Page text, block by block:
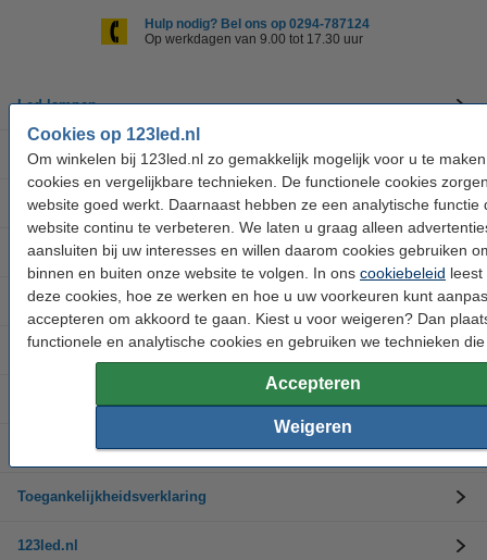
Cookies op 123led.nl
Om winkelen bij 123led.nl zo gemakkelijk mogelijk voor u te
cookies en vergelijkbare technieken. De functionele cookies
website goed werkt. Daarnaast hebben ze een analytische functie
website continu te verbeteren. We laten u graag alleen
aansluiten bij uw interesses en willen daarom cookies gebruiken
binnen en buiten onze website te volgen. In ons cookiebeleid leest
deze cookies, hoe ze werken en hoe u uw voorkeuren kunt
accepteren om akkoord te gaan. Kiest u voor weigeren? Dan
functionele en analytische cookies en gebruiken we technieken
Accepteren
Weigeren
Hulp nodig? Bel ons op 0294-787124
Op werkdagen van 9.00 tot 17.30 uur
Led-lampen
Binnenverlichting
Buitenverlichting
Merken
Kerstverlichting
Klantenservice
Bedrijfsinformatie
Toegankelijkheidsverklaring
123led.nl